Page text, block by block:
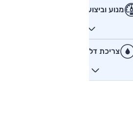
מנוע וביצועים
צריכת דלק